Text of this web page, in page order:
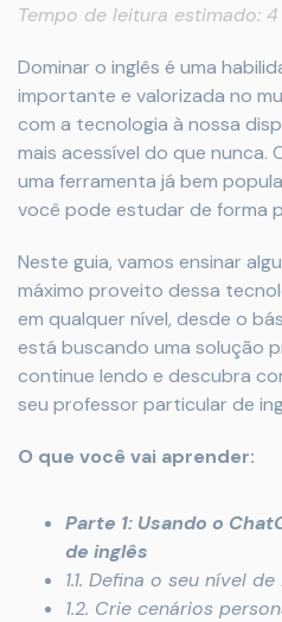
Tempo de leitura estimado:
Dominar o inglês é uma
importante e valorizada no
com a tecnologia à nossa
mais acessível do que nunca.
uma ferramenta já bem
você pode estudar de forma
Neste guia, vamos ensinar
máximo proveito dessa
em qualquer nível, desde o
está buscando uma solução
continue lendo e descubra
seu professor particular de
O que você vai aprender:
Parte 1: Usando o
de inglês
1.1. Defina o seu nível de
1.2. Crie cenários